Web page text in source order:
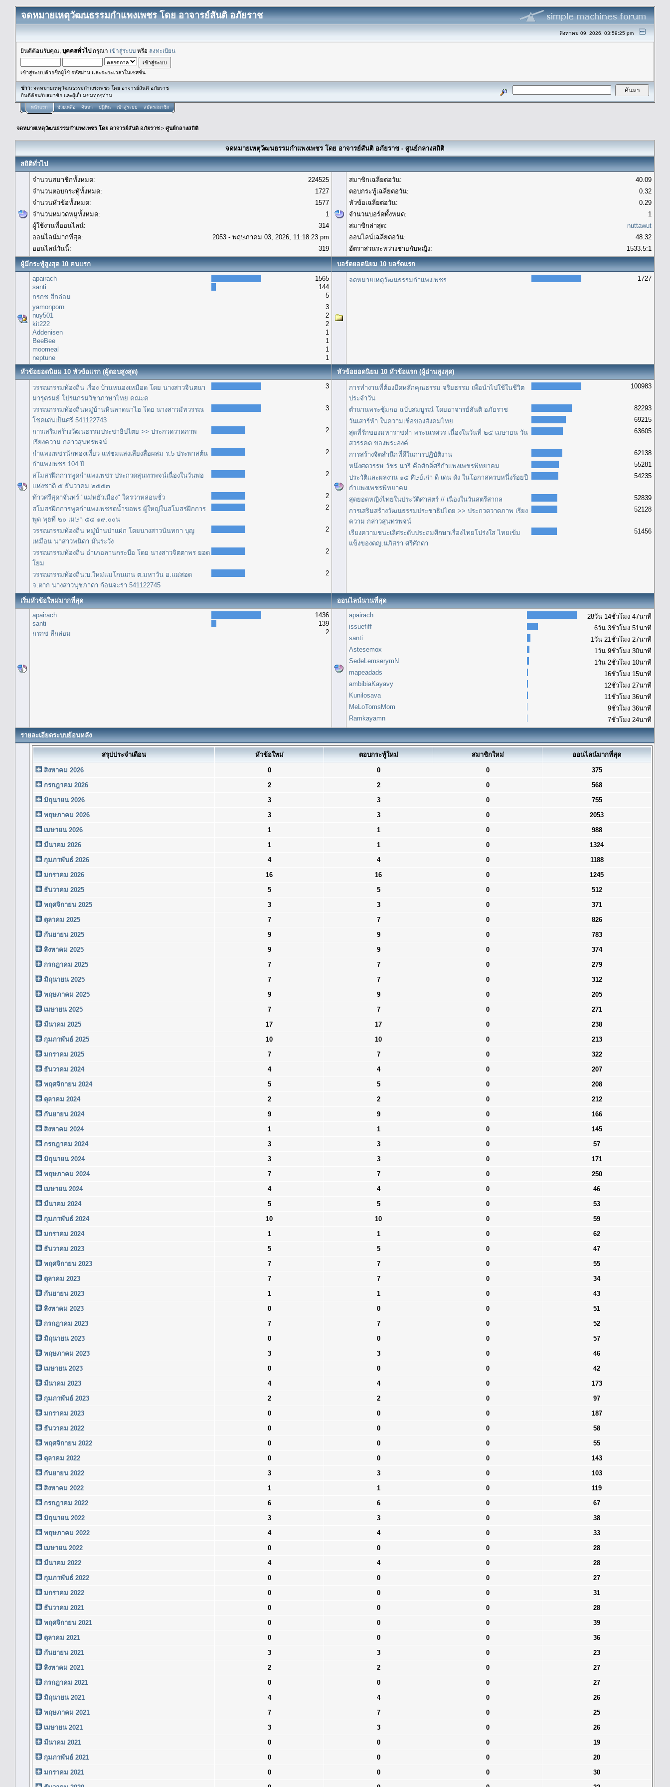
จดหมายเหตุวัฒนธรรมกำแพงเพชร โดย อาจารย์สันติ อภัยราช
สิงหาคม 09, 2026, 03:59:25 pm
ยินดีต้อนรับคุณ, บุคคลทั่วไปกรุณา เข้าสู่ระบบ หรือ ลงทะเบียน
เข้าสู่ระบบด้วยชื่อผู้ใช้ รหัสผ่าน และระยะเวลาในเซสชั่น
ข่าว: จดหมายเหตุวัฒนธรรมกำแพงเพชร โดย อาจารย์สันติ อภัยราช
ยินดีต้อนรับสมาชิก และผู้เยื่ยมชมทุกๆท่าน
หน้าแรก ช่วยเหลือ ค้นหา ปฏิทิน เข้าสู่ระบบ สมัครสมาชิก
จดหมายเหตุวัฒนธรรมกำแพงเพชร โดย อาจารย์สันติ อภัยราช> ศูนย์กลางสถิติ
จดหมายเหตุวัฒนธรรมกำแพงเพชร โดย อาจารย์สันติ อภัยราช - ศูนย์กลางสถิติ
สถิติทั่วไป
จำนวนสมาชิกทั้งหมด:
224525
จำนวนตอบกระทู้ทั้งหมด:
1727
จำนวนหัวข้อทั้งหมด:
1577
จำนวนหมวดหมู่ทั้งหมด:
1
ผู้ใช้งานที่ออนไลน์:
314
ออนไลน์มากที่สุด:
2053 - พฤษภาคม 03, 2026, 11:18:23 pm
ออนไลน์วันนี้:
319
สมาชิกเฉลี่ยต่อวัน:
40.09
ตอบกระทู้เฉลี่ยต่อวัน:
0.32
หัวข้อเฉลี่ยต่อวัน:
0.29
จำนวนบอร์ดทั้งหมด:
1
สมาชิกล่าสุด:
nuttawut
ออนไลน์เฉลี่ยต่อวัน:
48.32
อัตราส่วนระหว่างชายกับหญิง:
1533.5:1
ผู้มีกระทู้สูงสุด 10 คนแรก
บอร์ดยอดนิยม 10 บอร์ดแรก
apairach
1565
santi
144
กรกช สีกล่อม
5
yamonporn
3
nuy501
2
kit222
2
Addenisen
1
BeeBee
1
moomeal
1
neptune
1
จดหมายเหตุวัฒนธรรมกำแพงเพชร 1727
หัวข้อยอดนิยม 10 หัวข้อแรก (ผู้ตอบสูงสุด) หัวข้อยอดนิยม 10 หัวข้อแรก (ผู้อ่านสูงสุด)
วรรณกรรมท้องถิ่น เรื่อง บ้านหนองเหมือด โดย นางสาวจินตนา
มารุตรมย์ โปรแกรมวิชาภาษาไทย คณะค
3
วรรณกรรมท้องถิ่นหมู่บ้านหินลาดนาไฮ โดย นางสาวมัทวรรณ
โชคเด่นเป็นศรี 541122743
3
การเสริมสร้างวัฒนธรรมประชาธิปไตย >> ประกวดวาดภาพ
เรียงความ กล่าวสุนทรพจน์
2
กำแพงเพชรนักท่องเที่ยว แห่ชมแสงเสียงสื่อผสม ร.5 ประพาสต้น
กำแพงเพชร 104 ปี
2
สโมสรฝึกการพูดกำแพงเพชร ประกวดสุนทรพจน์เนื่องในวันพ่อ
แห่งชาติ ๕ ธันวาคม ๒๕๕๓
2
ท้าวศรีสุดาจันทร์ "แม่หยัวเมือง" ใครว่าหล่อนชั่ว
2
สโมสรฝึกการพูดกำแพงเพชรดน้ำขอพร ผู้ใหญ่ในสโมสรฝึกการ
พูด พุธที่ ๒๐ เมษา ๕๔ ๑๙.๐๐น
2
วรรณกรรมท้องถิ่น หมู่บ้านป่าแฝก โดยนางสาวนันทกา บุญ
เหมือน นาสาวพนิดา มั่นระวัง
2
วรรณกรรมท้องถิ่น อำเภอลานกระบือ โดย นางสาวจิตตาพร ยอด
โยม
2
วรรณกรรมท้องถิ่น:บ.ใหม่แม่โกนเกน ต.มหาวัน อ.แม่สอด
จ.ตาก นางสาวนุชภาดา ก้อนจะรา 541122745
2
การทำงานที่ต้องยึดหลักคุณธรรม จริยธรรม เพื่อนำไปใช้ในชีวิต
ประจำวัน
100983
ตำนานพระซุ้มกอ ฉบับสมบูรณ์ โดยอาจารย์สันติ อภัยราช
82293
วันเสาร์ห้า ในความเชื่อของสังคมไทย
69215
สุดที่รักของมหาราชดำ พระนเรศวร เนื่องในวันที่ ๒๕ เมษายน วัน
สวรรคต ของพระองค์
63605
การสร้างจิตสำนึกที่ดีในการปฏิบัติงาน
62138
หนึ่งศตวรรษ วัชร นารี คือศักดิ์ศรีกำแพงเพชรพิทยาคม
55281
ประวัติและผลงาน ๑๕ ศิษย์เก่า ดี เด่น ดัง ในโอกาสครบหนึ่งร้อยปี
กำแพงเพชรพิทยาคม
54235
สุดยอดหญิงไทยในประวัติศาสตร์ // เนื่องในวันสตรีสากล
52839
การเสริมสร้างวัฒนธรรมประชาธิปไตย >> ประกวดวาดภาพ เรียง
ความ กล่าวสุนทรพจน์
52128
เรียงความชนะเลิศระดับประถมศึกษาเรื่องไทยโปร่งใส ไทยเข้ม
แข็งของดญ.นภิสรา ศรีศักดา
51456
เริ่มหัวข้อใหม่มากที่สุด
ออนไลน์นานที่สุด
apairach
1436
santi
139
กรกช สีกล่อม
2
apairach
28วัน 14ชั่วโมง 47นาที
issuefiff
6วัน 3ชั่วโมง 51นาที
santi
1วัน 21ชั่วโมง 27นาที
Astesemox
1วัน 9ชั่วโมง 30นาที
SedeLemserymN
1วัน 2ชั่วโมง 10นาที
mapeadads
16ชั่วโมง 15นาที
ambibiaKayavy
12ชั่วโมง 27นาที
Kunilosava
11ชั่วโมง 36นาที
MeLoTomsMom
9ชั่วโมง 36นาที
Ramkayamn
7ชั่วโมง 24นาที
รายละเอียดระบบย้อนหลัง
สรุปประจำเดือน หัวข้อใหม่ ตอบกระทู้ใหม่ สมาชิกใหม่ ออนไลน์มากที่สุด
สิงหาคม 2026 0 0 0
375
กรกฎาคม 2026
2 2 0
568
มิถุนายน 2026
3 3 0
755
พฤษภาคม 2026
3 3 0
2053
เมษายน 2026
1 1 0
988
มีนาคม 2026
1 1 0
1324
กุมภาพันธ์ 2026
4 4 0
1188
มกราคม 2026
16 16 0
1245
ธันวาคม 2025
5 5 0
512
พฤศจิกายน 2025
3 3 0
371
ตุลาคม 2025
7 7 0
826
กันยายน 2025
9 9 0
783
สิงหาคม 2025
9 9 0
374
กรกฎาคม 2025
7 7 0
279
มิถุนายน 2025
7 7 0
312
พฤษภาคม 2025
9 9 0
205
เมษายน 2025
7 7 0
271
มีนาคม 2025
17 17 0
238
กุมภาพันธ์ 2025
10 10 0
213
มกราคม 2025
7 7 0
322
ธันวาคม 2024
4 4 0
207
พฤศจิกายน 2024
5 5 0
208
ตุลาคม 2024
2 2 0
212
กันยายน 2024
9 9 0
166
สิงหาคม 2024
1 1 0
145
กรกฎาคม 2024
3 3 0
57
มิถุนายน 2024
3 3 0
171
พฤษภาคม 2024
7 7 0
250
เมษายน 2024
4 4 0
46
มีนาคม 2024
5 5 0
53
กุมภาพันธ์ 2024
10 10 0
59
มกราคม 2024
1 1 0
62
ธันวาคม 2023
5 5 0
47
พฤศจิกายน 2023
7 7 0
55
ตุลาคม 2023
7 7 0
34
กันยายน 2023
1 1 0
43
สิงหาคม 2023
0 0 0
51
กรกฎาคม 2023
7 7 0
52
มิถุนายน 2023
0 0 0
57
พฤษภาคม 2023
3 3 0
46
เมษายน 2023
0 0 0
42
มีนาคม 2023
4 4 0
173
กุมภาพันธ์ 2023
2 2 0
97
มกราคม 2023
0 0 0
187
ธันวาคม 2022
0 0 0
58
พฤศจิกายน 2022
0 0 0
55
ตุลาคม 2022
0 0 0
143
กันยายน 2022
3 3 0
103
สิงหาคม 2022
1 1 0
119
กรกฎาคม 2022
6 6 0
67
มิถุนายน 2022
3 3 0
38
พฤษภาคม 2022
4 4 0
33
เมษายน 2022
0 0 0
28
มีนาคม 2022
4 4 0
28
กุมภาพันธ์ 2022
0 0 0
27
มกราคม 2022
0 0 0
31
ธันวาคม 2021
0 0 0
28
พฤศจิกายน 2021
0 0 0
39
ตุลาคม 2021
0 0 0
36
กันยายน 2021
3 3 0
23
สิงหาคม 2021
2 2 0
27
กรกฎาคม 2021
0 0 0
27
มิถุนายน 2021
4 4 0
26
พฤษภาคม 2021
7 7 0
25
เมษายน 2021
3 3 0
26
มีนาคม 2021
0 0 0
19
กุมภาพันธ์ 2021
0 0 0
20
มกราคม 2021
0 0 0
30